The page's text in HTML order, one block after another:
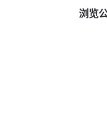
浏览